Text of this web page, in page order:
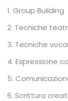
Group Building
Tecniche
Tecniche
Espressione
Scrittura